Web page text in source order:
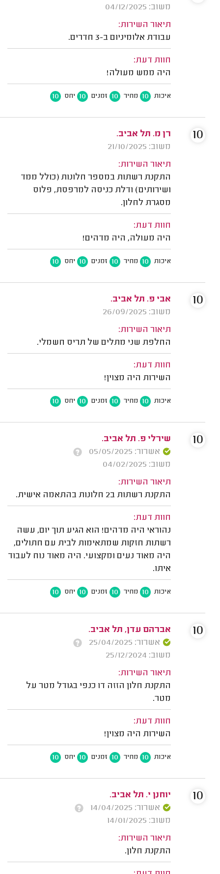
משוב: 04/12/2025
תיאור השירות:
עבודת אלומיניום ב-3 חדרים.
חוות דעת:
היה ממש מעולה!
איכות 10 מחיר 10 זמנים 10 יחס 10
רן מ. תל אביב.
משוב: 21/10/2025
תיאור השירות:
התקנת רשתות במספר חלונות (כולל ממד
ושירותים) ודלת כניסה למרפסת, פלוס
מסגרת לחלון.
חוות דעת:
היה מעולה, היה מדהים!
איכות 10 מחיר 10 זמנים 10 יחס 10
10
אבי פ. תל אביב.
משוב: 26/09/2025
תיאור השירות:
החלפת שני מתלים של תריס חשמלי.
חוות דעת:
השירות היה מצוין!
איכות 10 מחיר 10 זמנים 10 יחס 10
10
שירלי פ. תל אביב.
אשרור: 05/05/2025
משוב: 04/02/2025
תיאור השירות:
התקנת רשתות ב2 חלונות בהתאמה אישית.
חוות דעת:
נהוראי היה מדהים! הוא הגיע תוך יום, עשה
רשתות חזקות שמתאימות לבית עם חתולים,
היה מאוד נעים ומקצועי. היה מאוד נוח לעבוד
איתו.
איכות 10 מחיר 10 זמנים 10 יחס 10
10
אברהם עדן, תל אביב.
אשרור: 25/04/2025
משוב: 25/12/2024
תיאור השירות:
התקנת חלון הזזה דו כנפי בגודל מטר על
מטר.
חוות דעת:
השירות היה מצוין!
איכות 10 מחיר 10 זמנים 10 יחס 10
10
יוחנן י. תל אביב.
אשרור: 14/04/2025
משוב: 14/01/2025
תיאור השירות:
התקנת חלון.
10